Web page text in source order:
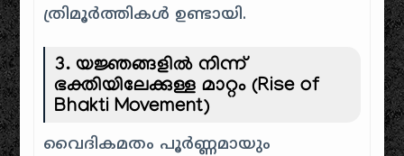
ത്രിമൂർത്തികൾ ഉണ്ടായി.
3. യജ്ഞങ്ങളിൽ നിന്ന്
ഭക്തിയിലേക്കുള്ള മാറ്റം (Rise of
Bhakti Movement)
വൈദികമതം പൂർണ്ണമായും